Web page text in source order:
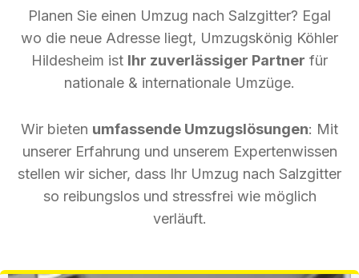
Planen Sie einen Umzug nach Salzgitter? Egal
wo die neue Adresse liegt, Umzugskönig Köhler
Hildesheim ist Ihr zuverlässiger Partner für
nationale & internationale Umzüge.
Wir bieten umfassende Umzugslösungen: Mit
unserer Erfahrung und unserem Expertenwissen
stellen wir sicher, dass Ihr Umzug nach Salzgitter
so reibungslos und stressfrei wie möglich
verläuft.